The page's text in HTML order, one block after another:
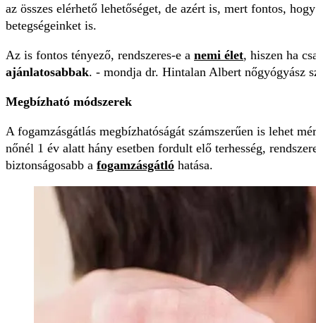
az összes elérhető lehetőséget, de azért is, mert fontos,
betegségeinket is.
Az is fontos tényező, rendszeres-e a nemi élet, hiszen ha
ajánlatosabbak. - mondja dr. Hintalan Albert nőgyógyász
Megbízható módszerek
A fogamzásgátlás megbízhatóságát számszerűen is lehet
nőnél 1 év alatt hány esetben fordult elő terhesség,
biztonságosabb a fogamzásgátló hatása.